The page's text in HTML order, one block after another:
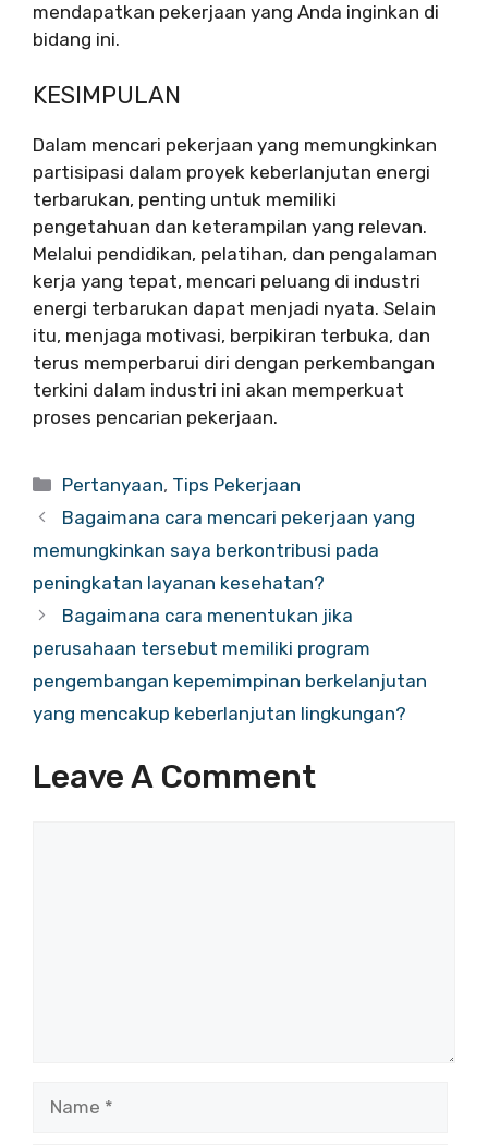
mendapatkan pekerjaan yang Anda inginkan di
bidang ini.
KESIMPULAN
Dalam mencari pekerjaan yang memungkinkan
partisipasi dalam proyek keberlanjutan energi
terbarukan, penting untuk memiliki
pengetahuan dan keterampilan yang relevan.
Melalui pendidikan, pelatihan, dan pengalaman
kerja yang tepat, mencari peluang di industri
energi terbarukan dapat menjadi nyata. Selain
itu, menjaga motivasi, berpikiran terbuka, dan
terus memperbarui diri dengan perkembangan
terkini dalam industri ini akan memperkuat
proses pencarian pekerjaan.
Categories
Pertanyaan, Tips Pekerjaan
Bagaimana cara mencari pekerjaan yang
memungkinkan saya berkontribusi pada
peningkatan layanan kesehatan?
Bagaimana cara menentukan jika
perusahaan tersebut memiliki program
pengembangan kepemimpinan berkelanjutan
yang mencakup keberlanjutan lingkungan?
Leave A Comment